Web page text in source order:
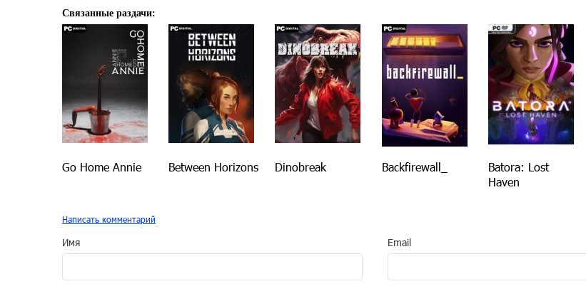
Связанные раздачи:
Go Home Annie Between Horizons Dinobreak Backfirewall_
Batora: Lost
Haven
Написать комментарий
Имя Email